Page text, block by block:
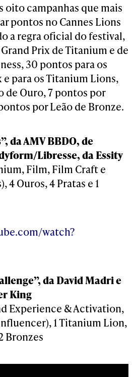
oito campanhas que mais
pontos no Cannes Lions
a regra oficial do festival,
Prix de Titanium e de
30 pontos para os
e para os Titanium Lions,
de Ouro, 7 pontos por
por Leão de Bronze.
da AMV BBDO, de
Libresse, da Essity
Film, Film Craft e
4 Ouros, 4 Pratas e 1
watch?
da David Madri e
King
Experience & Activation,
1 Titanium Lion,
Bronzes